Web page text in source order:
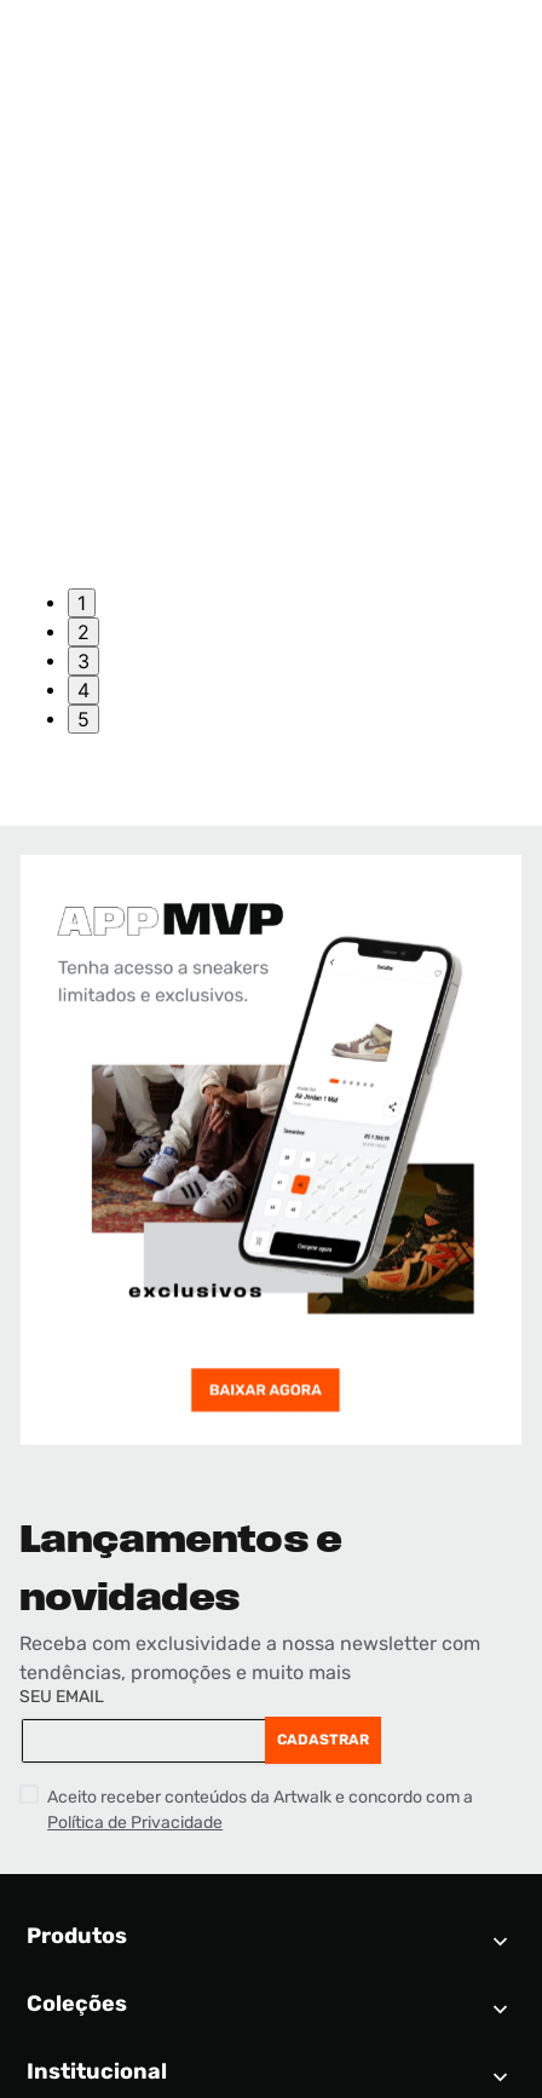
1
2
3
4
5
Lançamentos e
novidades
Receba com exclusividade a nossa newsletter com
tendências, promoções e muito mais
SEU EMAIL
CADASTRAR
Aceito receber conteúdos da Artwalk e concordo com a
Política de Privacidade
Produtos
Calendário SNEAKER
Tênis
Coleções
Air Jordan 1
Institucional